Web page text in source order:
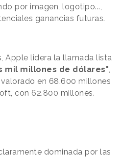
por imagen, logotipo...,
ganancias futuras.
Apple lidera la llamada lista
mil millones de dólares"
en 68.600 millones
con 62.800 millones.
dominada por las